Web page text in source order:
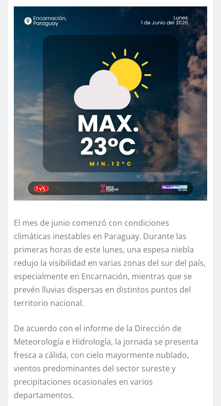
El mes de junio comenzó con condiciones
climáticas inestables en Paraguay. Durante las
primeras horas de este lunes, una espesa niebla
redujo la visibilidad en varias zonas del sur del país,
especialmente en Encarnación, mientras que se
prevén lluvias dispersas en distintos puntos del
territorio nacional.
De acuerdo con el informe de la Dirección de
Meteorología e Hidrología, la jornada se presenta
fresca a cálida, con cielo mayormente nublado,
vientos predominantes del sector sureste y
precipitaciones ocasionales en varios
departamentos.